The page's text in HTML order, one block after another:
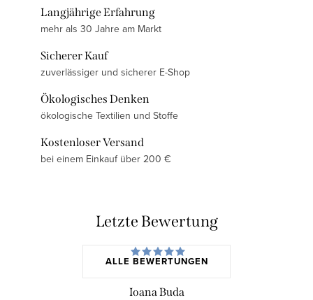
Langjährige Erfahrung
mehr als 30 Jahre am Markt
Sicherer Kauf
zuverlässiger und sicherer E-Shop
Ökologisches Denken
ökologische Textilien und Stoffe
Kostenloser Versand
bei einem Einkauf über 200 €
Letzte Bewertung
ALLE BEWERTUNGEN
Ioana Buda